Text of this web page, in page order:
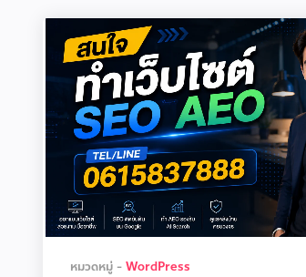
หมวดหมู่ - WordPress